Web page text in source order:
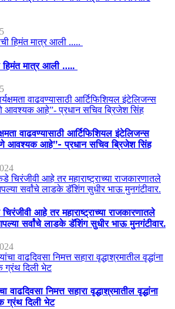
हिमंत मात्र आली …..
वाढवण्यासाठी आर्टिफिशियल इंटेलिजन्स
आहे”- प्रधान सचिव ब्रिजेश सिंह
आहे तर महाराष्ट्राच्या राजकारणातले
सर्वांचे लाडके डॅशिंग सुधीर भाऊ मुनगंटीवार.
वाढदिवसा निमत्त सहारा वृद्धाश्रमातील वृद्धांना
ग्रंथ दिली भेट